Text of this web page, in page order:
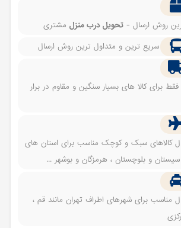
روش ارسال -تحویل درب منزل مشتری
سریع ترین و متداول ترین روش ارسال
برای کالا های بسیار سنگین و مقاوم در برار
کالاهای سبک و کوچک مناسب برای استان های
سیستان و بلوچستان ، هرمزگان و بوشهر ...
مناسب برای شهرهای اطراف تهران مانند قم ،